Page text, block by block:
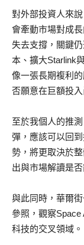
對外部投資人來
會牽動市場對成
失去支撐，關鍵
本、擴大Starlink
像一張長期複利
否願意在巨額投
至於我個人的推
彈，應該可以回
勢，將更取決於
出與市場解讀是
與此同時，華爾
參照，觀察
科技的交叉領域。